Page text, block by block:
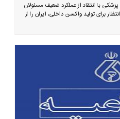
با انتقاد از عملکرد ضعیف مسئولان
برای تولید واکسن داخلی، ایران را از